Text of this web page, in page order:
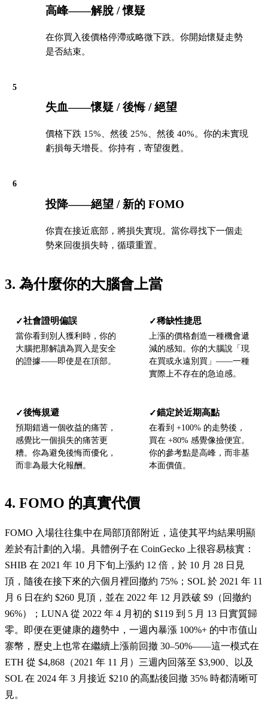
高峰——解脫 / 懷疑
在你買入後價格停滯或略微下跌。你開始懷疑走勢
是否結束。
5
失血——懷疑 / 後悔 / 絕望
價格下跌 15%、然後 25%、然後 40%。你的未實現
虧損每天增長。你持有，寄望復甦。
6
投降——絕望 / 新的 FOMO
你賣在接近底部，將損失實現。當你尋找下一個走
勢來回復損失時，循環重置。
3. 為什麼你的大腦會上當
✓社會證明偏誤
當你看到別人獲利時，你的
大腦把那解讀為買入是安全
的證據——即使是在頂部。
✓稀缺性捷思
上漲的價格創造一種機會遞
減的感知。你的大腦說「現
在買或永遠別買」——一種
實際上不存在的急迫感。
✓後悔規避
預期錯過一個收益的痛苦，
感覺比一個損失的痛苦更
糟。你為避免後悔而優化，
而非為最大化報酬。
✓錨定於近期高點
在看到 +100% 的走勢後，
買在 +80% 感覺像撿便宜。
你的參考點是高峰，而非基
本面價值。
4. FOMO 的真實代價
FOMO 入場往往集中在局部頂部附近，這使其平均結果明顯
差於有計劃的入場。具體例子在 CoinGecko 上很容易核實：
SHIB 在 2021 年 10 月下旬上漲約 12 倍，於 10 月 28 日見
頂，隨後在接下來的六個月裡回撤約 75%；SOL 於 2021 年 11
月 6 日在約 $260 見頂，並在 2022 年 12 月跌破 $9（回撤約
96%）；LUNA 從 2022 年 4 月初的 $119 到 5 月 13 日實質歸
零。即便在更健康的趨勢中，一週內暴漲 100%+ 的中市值山
寨幣，歷史上也常在繼續上漲前回撤 30–50%——這一模式在
ETH 從 $4,868（2021 年 11 月）三週內回落至 $3,900、以及
SOL 在 2024 年 3 月接近 $210 的高點後回撤 35% 時都清晰可
見。